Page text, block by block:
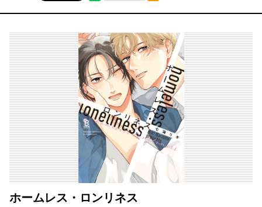
ホームレス・ロンリネス